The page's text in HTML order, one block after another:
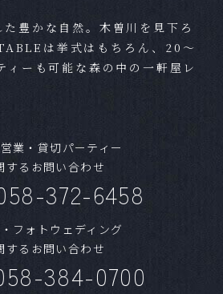
どかかりますか？
短であれば1ヶ月程度でも可能で
ズンや、日柄が良い日は人気で
らご予約いただく方もいらっし
アはいつまでに予約すればいい
豊かな自然。木曽川を見下ろ
は挙式はもちろん、20～
ィーも可能な森の中の一軒屋レ
業・貸切パーティー
するお問い合わせ
372-6458
フォトウェディング
するお問い合わせ
384-0700